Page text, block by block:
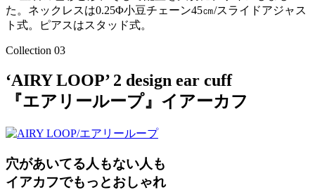
た。ネックレスは0.25Φ小豆チェーン45㎝/スライドアジャス
ト式。ピアスはスタッド式。
Collection 03
‘AIRY LOOP’ 2 design ear cuff
『エアリーループ』イアーカフ
穴があいてる人もない人も
イアカフでもっとおしゃれ